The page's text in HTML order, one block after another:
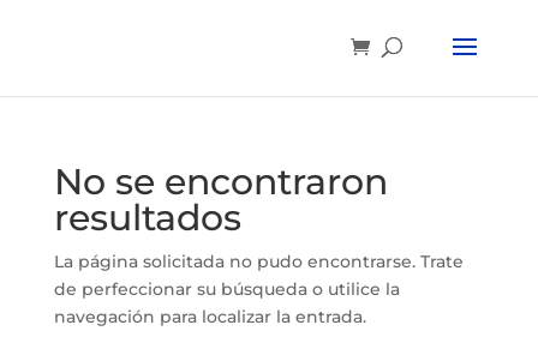
No se encontraron
resultados
La página solicitada no pudo encontrarse. Trate
de perfeccionar su búsqueda o utilice la
navegación para localizar la entrada.